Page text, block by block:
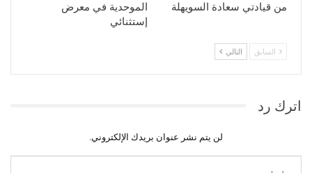
من قيادتي سعادة السويهلة
الموحدية في معرض
إستثنائي
السابق التالي
اترك رد
لن يتم نشر عنوان بريدك الإلكتروني.